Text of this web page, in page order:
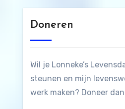
Doneren
Wil je Lonneke’s
steunen en mijn
werk maken? Doneer